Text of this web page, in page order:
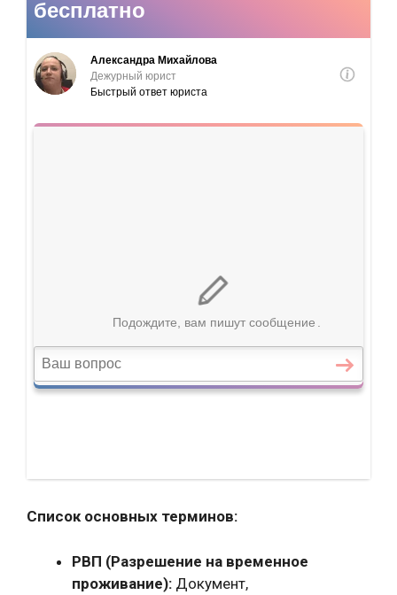
Список основных терминов:
РВП (Разрешение на временное
проживание): Документ,